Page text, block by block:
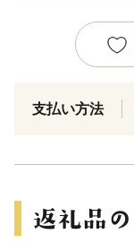
支払い方法